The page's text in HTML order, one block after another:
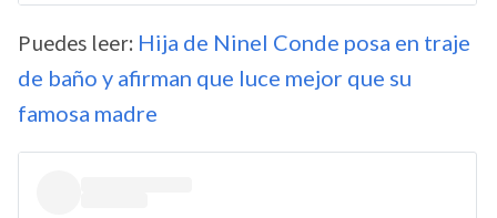
Puedes leer: Hija de Ninel Conde posa en traje
de baño y afirman que luce mejor que su
famosa madre